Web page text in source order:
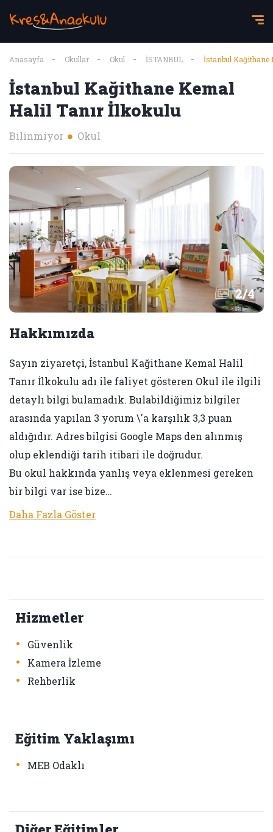
Anasayfa Okullar Okul İSTANBUL İstanbul Kağithane
İstanbul Kağithane Kemal
Halil Tanır İlkokulu
Bilinmiyor Okul
2/4
Hakkımızda
Sayın ziyaretçi, İstanbul Kağithane Kemal Halil
Tanır İlkokulu adı ile faliyet gösteren Okul ile ilgili
detaylı bilgi bulamadık. Bulabildiğimiz bilgiler
arasında yapılan 3 yorum \'a karşılık 3,3 puan
aldığıdır. Adres bilgisi Google Maps den alınmış
olup eklendiği tarih itibari ile doğrudur.
Bu okul hakkında yanlış veya eklenmesi gereken
bir bilgi var ise bize…
Daha Fazla Göster
Hizmetler
• Güvenlik
• Kamera İzleme
• Rehberlik
Eğitim Yaklaşımı
• MEB Odaklı